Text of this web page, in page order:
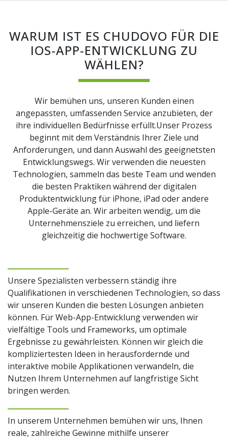
WARUM IST ES CHUDOVO FÜR DIE
IOS-APP-ENTWICKLUNG ZU
WÄHLEN?
Wir bemühen uns, unseren Kunden einen
angepassten, umfassenden Service anzubieten, der
ihre individuellen Bedürfnisse erfüllt.Unser Prozess
beginnt mit dem Verständnis Ihrer Ziele und
Anforderungen, und dann Auswahl des geeignetsten
Entwicklungswegs. Wir verwenden die neuesten
Technologien, sammeln das beste Team und wenden
die besten Praktiken während der digitalen
Produktentwicklung für iPhone, iPad oder andere
Apple-Geräte an. Wir arbeiten wendig, um die
Unternehmensziele zu erreichen, und liefern
gleichzeitig die hochwertige Software.
Unsere Spezialisten verbessern ständig ihre
Qualifikationen in verschiedenen Technologien, so dass
wir unseren Kunden die besten Lösungen anbieten
können. Für Web-App-Entwicklung verwenden wir
vielfältige Tools und Frameworks, um optimale
Ergebnisse zu gewährleisten. Können wir gleich die
kompliziertesten Ideen in herausfordernde und
interaktive mobile Applikationen verwandeln, die
Nutzen Ihrem Unternehmen auf langfristige Sicht
bringen werden.
In unserem Unternehmen bemühen wir uns, Ihnen
reale, zahlreiche Gewinne mithilfe unserer